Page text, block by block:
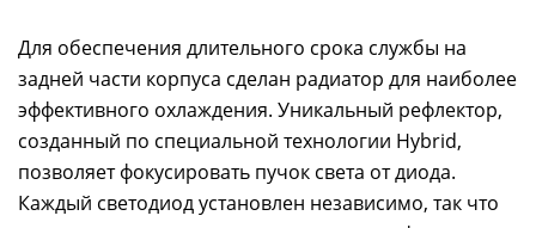
Для обеспечения длительного срока службы на
задней части корпуса сделан радиатор для наиболее
эффективного охлаждения. Уникальный рефлектор,
созданный по специальной технологии Hybrid,
позволяет фокусировать пучок света от диода.
Каждый светодиод установлен независимо, так что